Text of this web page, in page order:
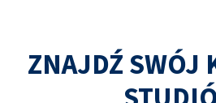
ZNAJDŹ SWÓJ